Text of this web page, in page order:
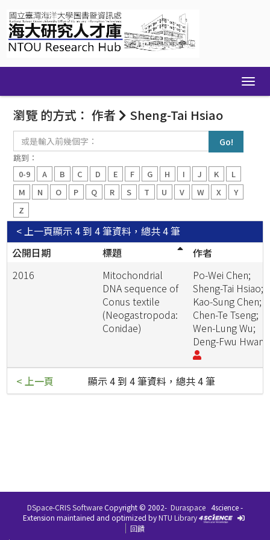
navigation
瀏覽 的方式： 作者 Sheng-Tai Hsiao
入
前
幾
個
跳到：
0-9
A B C D E F G H I J K
L
M
N O P Q R S T U V W X
Y
Z
顯示 4 到 4 筆資料，總共 4 筆
< 上一頁
公開日期
標題
作者
2016
Mitochondrial
DNA sequence of
Conus textile
(Neogastropoda:
Conidae)
Po-Wei Chen;
Sheng-Tai Hsiao;
Kao-Sung Chen;
Chen-Te Tseng;
Wen-Lung Wu;
Deng-Fwu
顯示 4 到 4 筆資料，總共 4 筆
< 上一頁
DSpace-CRIS SoftwareCopyright © 2002- Duraspace 4science -
Extension maintained and optimized byNTU Library
回饋